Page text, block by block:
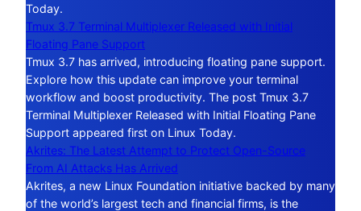
Today.
Tmux 3.7 Terminal Multiplexer Released with Initial
Floating Pane Support
Tmux 3.7 has arrived, introducing floating pane support.
Explore how this update can improve your terminal
workflow and boost productivity. The post Tmux 3.7
Terminal Multiplexer Released with Initial Floating Pane
Support appeared first on Linux Today.
Akrites: The Latest Attempt to Protect Open-Source
From AI Attacks Has Arrived
Akrites, a new Linux Foundation initiative backed by many
of the world’s largest tech and financial firms, is the